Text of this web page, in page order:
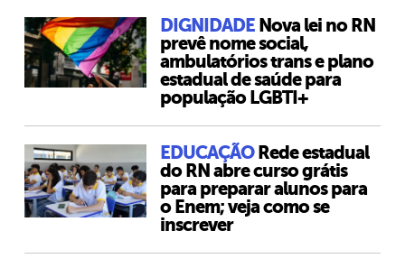
DIGNIDADE Nova lei no RN
prevê nome social,
ambulatórios trans e plano
estadual de saúde para
população LGBTI+
EDUCAÇÃO Rede estadual
do RN abre curso grátis
para preparar alunos para
o Enem; veja como se
inscrever